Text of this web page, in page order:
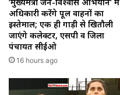
अधिकारी करेंगे पूल वाहनों का
इस्तेमाल; एक ही गाड़ी से खितौली
जाएंगे कलेक्टर, एसपी व जिला
पंचायत सीईओ
16 hours ago